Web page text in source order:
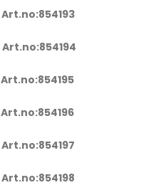
Art.no:854193
Art.no:854194
Art.no:854195
Art.no:854196
Art.no:854197
Art.no:854198